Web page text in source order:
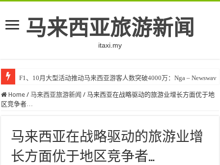
马来西亚旅游新闻
itaxi.my
F1、10月大型活动推动马来西亚游客人数突破4000万：Nga – Newswav
Home / 马来西亚旅游新闻 / 马来西亚在战略驱动的旅游业增长方面优于地
区竞争者…
马来西亚在战略驱动的旅游业增
长方面优于地区竞争者…